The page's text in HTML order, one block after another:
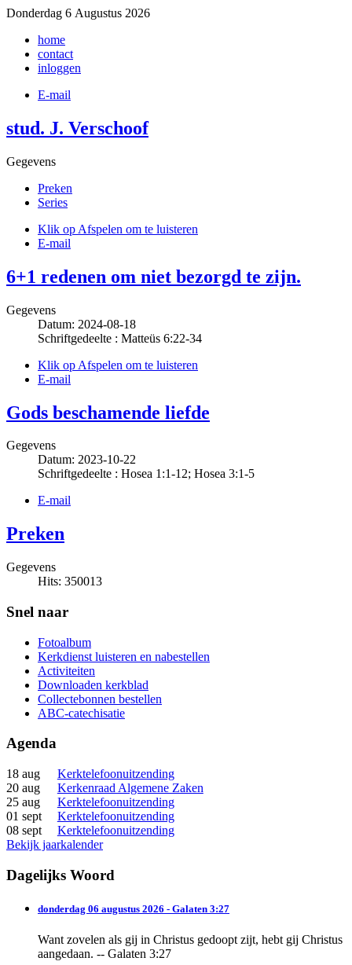
Donderdag 6 Augustus 2026
home
contact
inloggen
E-mail
stud. J. Verschoof
Gegevens
Preken
Series
Klik op Afspelen om te luisteren
E-mail
6+1 redenen om niet bezorgd te zijn.
Gegevens
Datum: 2024-08-18
Schriftgedeelte : Matteüs 6:22-34
Klik op Afspelen om te luisteren
E-mail
Gods beschamende liefde
Gegevens
Datum: 2023-10-22
Schriftgedeelte : Hosea 1:1-12; Hosea 3:1-5
E-mail
Preken
Gegevens
Hits: 350013
Snel naar
Fotoalbum
Kerkdienst luisteren en nabestellen
Activiteiten
Downloaden kerkblad
Collectebonnen bestellen
ABC-catechisatie
Agenda
18 aug
Kerktelefoonuitzending
20 aug
Kerkenraad Algemene Zaken
25 aug
Kerktelefoonuitzending
01 sept
Kerktelefoonuitzending
08 sept
Kerktelefoonuitzending
Bekijk jaarkalender
Dagelijks Woord
donderdag 06 augustus 2026 - Galaten 3:27
Want zovelen als gij in Christus gedoopt zijt, hebt gij Christus
aangedaan. -- Galaten 3:27